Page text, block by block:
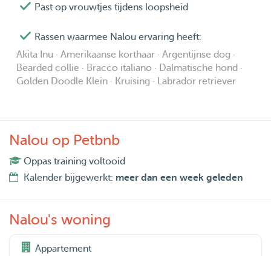
Past op vrouwtjes tijdens loopsheid
Rassen waarmee Nalou ervaring heeft:
Akita Inu · Amerikaanse korthaar · Argentijnse dog ·
Bearded collie · Bracco italiano · Dalmatische hond ·
Golden Doodle Klein · Kruising · Labrador retriever
Nalou op Petbnb
Oppas training voltooid
Kalender bijgewerkt: meer dan een week geleden
Nalou's woning
Appartement